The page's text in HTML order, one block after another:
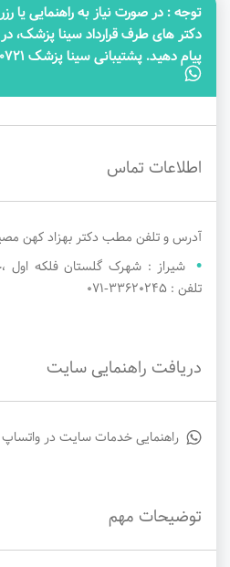
توجه‌ : در صورت نیاز به راهنمایی یا
پیام دهید. پشتیبانی سینا پزشک 09178810721 / 09301810721
اطلاعات تماس
آدرس و تلفن مطب دکتر بهزاد کهن
شیراز : شهرک گلستان فلکه
تلفن : ۳۳۶۲۰۲۴۵-071
دریافت راهنمایی سایت
راهنمایی خدمات سایت در واتساپ
توضیحات مهم